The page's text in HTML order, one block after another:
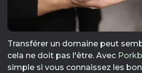
Transférer un domaine peut
cela ne doit pas l'être. Avec
simple si vous connaissez les